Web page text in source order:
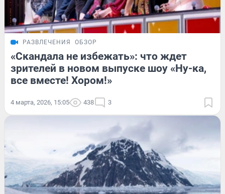
РАЗВЛЕЧЕНИЯ ОБЗОР
«Скандала не избежать»: что ждет
зрителей в новом выпуске шоу «Ну-ка,
все вместе! Хором!»
4 марта, 2026, 15:05 438 3